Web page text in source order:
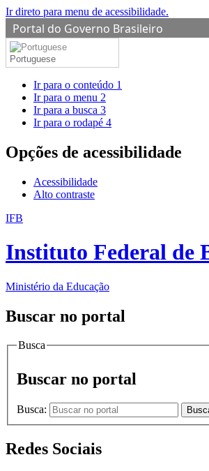
Ir direto para menu de acessibilidade.
Portal do Governo Brasileiro
Portuguese
Ir para o conteúdo 1
Ir para o menu 2
Ir para a busca 3
Ir para o rodapé 4
Opções de acessibilidade
Acessibilidade
Alto contraste
IFB
Instituto Federal de
Ministério da Educação
Buscar no portal
Busca
Buscar no portal
Busca:
Redes Sociais